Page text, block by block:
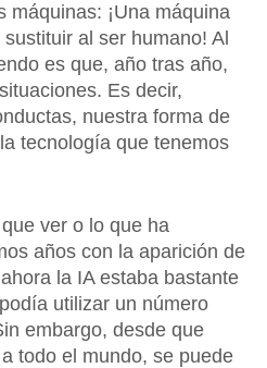
máquinas: ¡Una máquina
al ser humano! Al
es que, año tras año,
Es decir,
nuestra forma de
tecnología que tenemos
ver o lo que ha
años con la aparición de
la IA estaba bastante
utilizar un número
embargo, desde que
todo el mundo, se puede